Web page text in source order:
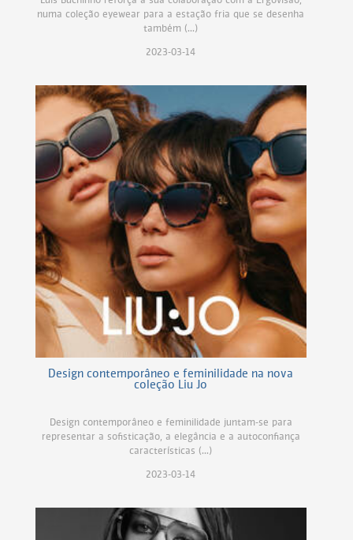
numa coleção eyewear para a estação fria que se desenha
também (...)
2023-03-14
Design contemporâneo e feminilidade na nova
coleção Liu Jo
Design contemporâneo e feminilidade juntam-se para
representar a sofisticação, a elegância e a autoconfiança
características (...)
2023-03-14